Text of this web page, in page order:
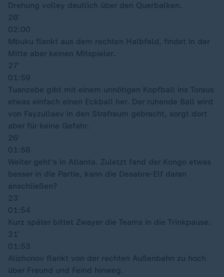
Drehung volley deutlich über den Querbalken.
28′
02:00
Mbuku flankt aus dem rechten Halbfeld, findet in der
Mitte aber keinen Mitspieler.
27′
01:59
Tuanzebe gibt mit einem unnötigen Kopfball ins Toraus
etwas einfach einen Eckball her. Der ruhende Ball wird
von Fayzullaev in den Strafraum gebracht, sorgt dort
aber für keine Gefahr.
26′
01:58
Weiter geht's in Atlanta. Zuletzt fand der Kongo etwas
besser in die Partie, kann die Desabre-Elf daran
anschließen?
23′
01:54
Kurz später bittet Zwayer die Teams in die Trinkpause.
21′
01:53
Alizhonov flankt von der rechten Außenbahn zu hoch
über Freund und Feind hinweg.